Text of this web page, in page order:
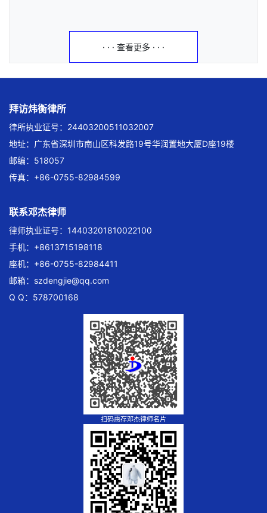
· · · 查看更多 · · ·
拜访炜衡律所
律所执业证号：24403200511032007
地址：广东省深圳市南山区科发路19号华润置地大厦D座19楼
邮编：518057
传真：+86-0755-82984599
联系邓杰律师
律师执业证号：14403201810022100
手机：+8613715198118
座机：+86-0755-82984411
邮箱： szdengjie@qq.com
Q Q：578700168
扫码惠存邓杰律师名片